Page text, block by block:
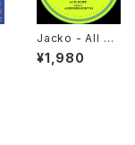
Jacko - All Lif
e Long "12"
¥1,980